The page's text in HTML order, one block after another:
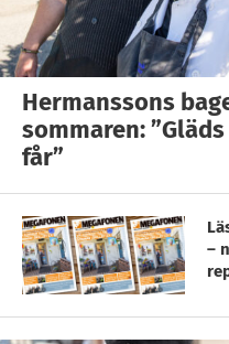
Hermanssons
sommaren:
får”
–